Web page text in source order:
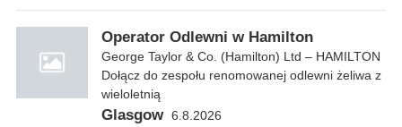
Operator Odlewni w Hamilton
George Taylor & Co. (Hamilton) Ltd – HAMILTON
Dołącz do zespołu renomowanej odlewni żeliwa z
wieloletnią
Glasgow 6.8.2026